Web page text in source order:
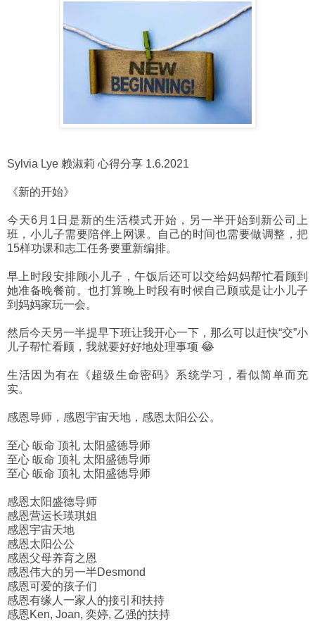
Sylvia Lye 赖淑莉 心得分享 1.6.2021
《新的开始》
今天6月1日是新的生活模式开始，另一半开始到新公司上
班，小儿子需要陪伴上网课。自己的时间也需要做调整，把
15样功课和志工任务要重新编排。
早上时段安排顾小儿子，午饭后还可以交给妈妈帮忙看顾到
她准备晚餐前。也打算晚上时段有时候自己顾或是让小儿子
到妈妈家玩一会。
然后今天另一半提早下班让我开心一下，那么可以赶快“交”小
儿子帮忙看顾，我就要好好地处理事项 😂
生活因为有在《超级生命密码》系统学习，看似简单而充
实。
感恩导师，感恩宇宙天地，感恩太阳公公。
至心 皈命 顶礼 太阳盛德导师
至心 皈命 顶礼 太阳盛德导师
至心 皈命 顶礼 太阳盛德导师
感恩太阳盛德导师
感恩营运长瑛琪姐
感恩宇宙天地
感恩太阳公公
感恩父母养育之恩
感恩伟大的另一半Desmond
感恩可爱的孩子们
感恩有缘人一家人的接引和扶持
感恩Ken, Joan, 奕婷, 乙强的扶持